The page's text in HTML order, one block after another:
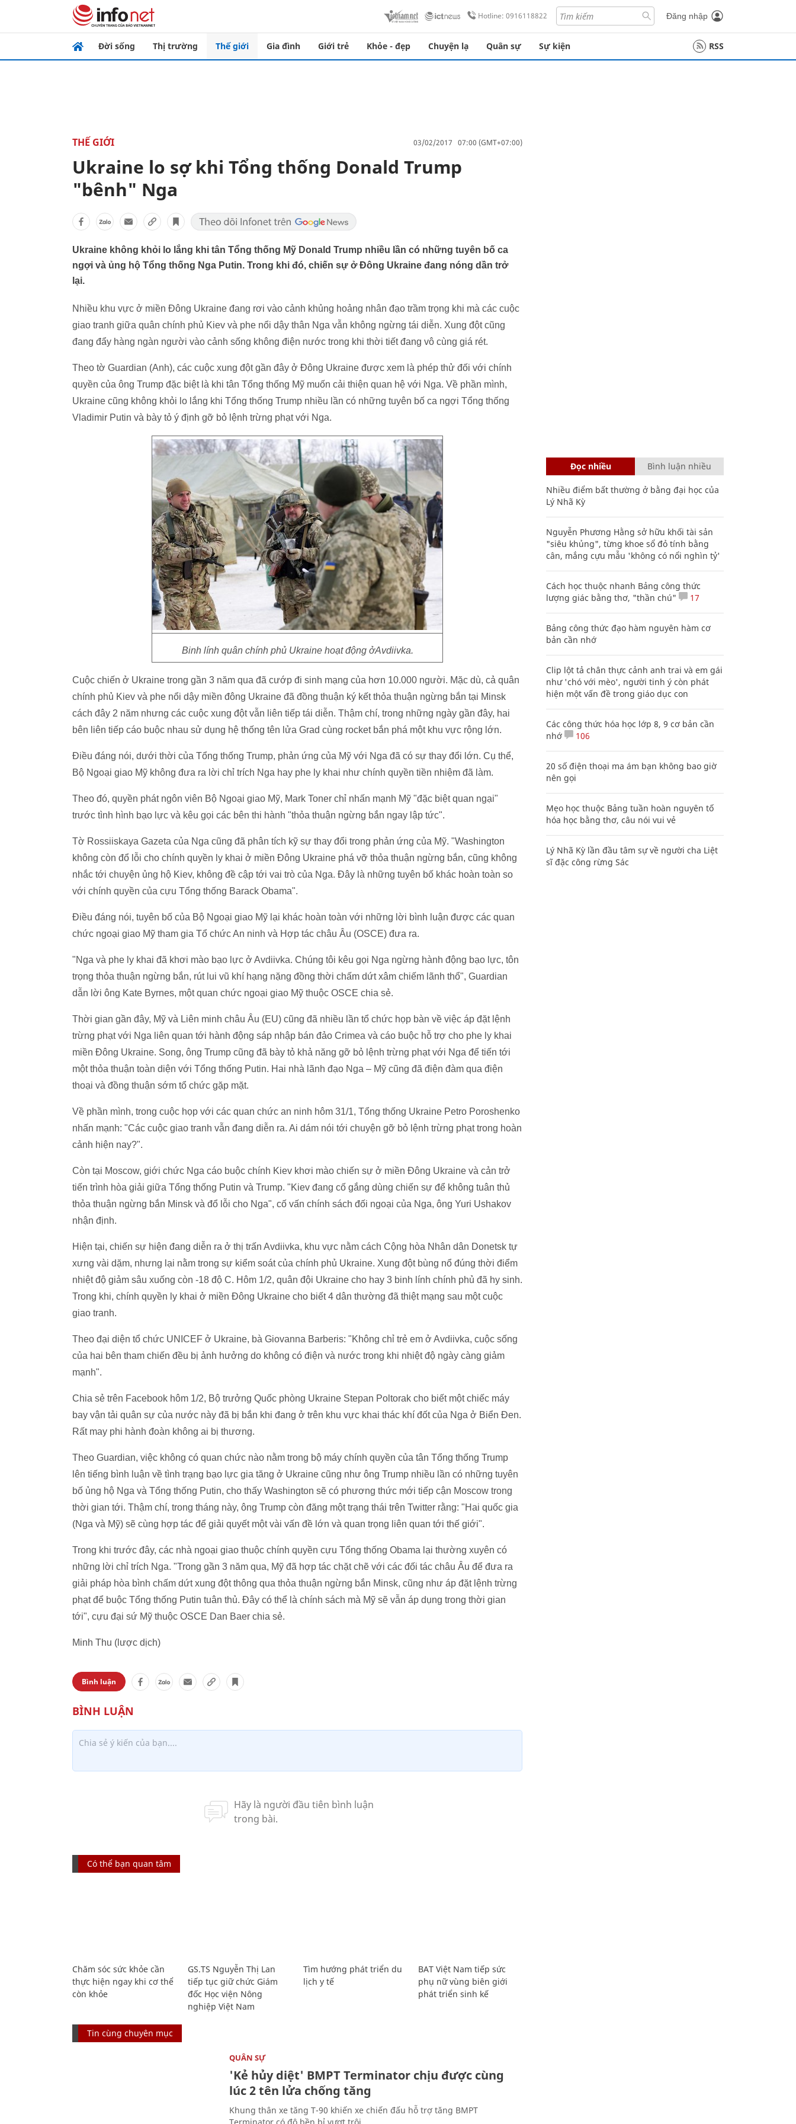
Hotline: 0916118822 Đăng nhập
Đời sống Thị trường Thế giới Gia đình Giới trẻ Khỏe - đẹp Chuyện lạ Quân sự Sự kiện RSS
THẾ GIỚI 03/02/2017 07:00 (GMT+07:00)
Ukraine lo sợ khi Tổng thống Donald Trump
"bênh" Nga
Ukraine không khỏi lo lắng khi tân Tổng thống Mỹ Donald Trump nhiều lần có những tuyên bố ca
ngợi và ủng hộ Tổng thống Nga Putin. Trong khi đó, chiến sự ở Đông Ukraine đang nóng dần trở
lại.
Nhiều khu vực ở miền Đông Ukraine đang rơi vào cảnh khủng hoảng nhân đạo trầm trọng khi mà các cuộc
giao tranh giữa quân chính phủ Kiev và phe nổi dậy thân Nga vẫn không ngừng tái diễn. Xung đột cũng
đang đẩy hàng ngàn người vào cảnh sống không điện nước trong khi thời tiết đang vô cùng giá rét.
Theo tờ Guardian (Anh), các cuộc xung đột gần đây ở Đông Ukraine được xem là phép thử đối với chính
quyền của ông Trump đặc biệt là khi tân Tổng thống Mỹ muốn cải thiện quan hệ với Nga. Về phần mình,
Ukraine cũng không khỏi lo lắng khi Tổng thống Trump nhiều lần có những tuyên bố ca ngợi Tổng thống
Vladimir Putin và bày tỏ ý định gỡ bỏ lệnh trừng phạt với Nga.
Binh lính quân chính phủ Ukraine hoạt động ởAvdiivka.
Cuộc chiến ở Ukraine trong gần 3 năm qua đã cướp đi sinh mạng của hơn 10.000 người. Mặc dù, cả quân
chính phủ Kiev và phe nổi dậy miền đông Ukraine đã đồng thuận ký kết thỏa thuận ngừng bắn tại Minsk
cách đây 2 năm nhưng các cuộc xung đột vẫn liên tiếp tái diễn. Thậm chí, trong những ngày gần đây, hai
bên liên tiếp cáo buộc nhau sử dụng hệ thống tên lửa Grad cùng rocket bắn phá một khu vực rộng lớn.
Điều đáng nói, dưới thời của Tổng thống Trump, phản ứng của Mỹ với Nga đã có sự thay đổi lớn. Cụ thể,
Bộ Ngoại giao Mỹ không đưa ra lời chỉ trích Nga hay phe ly khai như chính quyền tiền nhiệm đã làm.
Theo đó, quyền phát ngôn viên Bộ Ngoại giao Mỹ, Mark Toner chỉ nhấn mạnh Mỹ "đặc biệt quan ngại"
trước tình hình bạo lực và kêu gọi các bên thi hành "thỏa thuận ngừng bắn ngay lập tức".
Tờ Rossiiskaya Gazeta của Nga cũng đã phân tích kỹ sự thay đổi trong phản ứng của Mỹ. "Washington
không còn đổ lỗi cho chính quyền ly khai ở miền Đông Ukraine phá vỡ thỏa thuận ngừng bắn, cũng không
nhắc tới chuyện ủng hộ Kiev, không đề cập tới vai trò của Nga. Đây là những tuyên bố khác hoàn toàn so
với chính quyền của cựu Tổng thống Barack Obama".
Điều đáng nói, tuyên bố của Bộ Ngoại giao Mỹ lại khác hoàn toàn với những lời bình luận được các quan
chức ngoại giao Mỹ tham gia Tổ chức An ninh và Hợp tác châu Âu (OSCE) đưa ra.
"Nga và phe ly khai đã khơi mào bạo lực ở Avdiivka. Chúng tôi kêu gọi Nga ngừng hành động bạo lực, tôn
trọng thỏa thuận ngừng bắn, rút lui vũ khí hạng nặng đồng thời chấm dứt xâm chiếm lãnh thổ", Guardian
dẫn lời ông Kate Byrnes, một quan chức ngoại giao Mỹ thuộc OSCE chia sẻ.
Thời gian gần đây, Mỹ và Liên minh châu Âu (EU) cũng đã nhiều lần tổ chức họp bàn về việc áp đặt lệnh
trừng phạt với Nga liên quan tới hành động sáp nhập bán đảo Crimea và cáo buộc hỗ trợ cho phe ly khai
miền Đông Ukraine. Song, ông Trump cũng đã bày tỏ khả năng gỡ bỏ lệnh trừng phạt với Nga để tiến tới
một thỏa thuận toàn diện với Tổng thống Putin. Hai nhà lãnh đạo Nga – Mỹ cũng đã điện đàm qua điện
thoại và đồng thuận sớm tổ chức gặp mặt.
Về phần mình, trong cuộc họp với các quan chức an ninh hôm 31/1, Tổng thống Ukraine Petro Poroshenko
nhấn mạnh: "Các cuộc giao tranh vẫn đang diễn ra. Ai dám nói tới chuyện gỡ bỏ lệnh trừng phạt trong hoàn
cảnh hiện nay?".
Còn tại Moscow, giới chức Nga cáo buộc chính Kiev khơi mào chiến sự ở miền Đông Ukraine và cản trở
tiến trình hòa giải giữa Tổng thống Putin và Trump. "Kiev đang cố gắng dùng chiến sự để không tuân thủ
thỏa thuận ngừng bắn Minsk và đổ lỗi cho Nga", cố vấn chính sách đối ngoại của Nga, ông Yuri Ushakov
nhận định.
Hiện tại, chiến sự hiện đang diễn ra ở thị trấn Avdiivka, khu vực nằm cách Cộng hòa Nhân dân Donetsk tự
xưng vài dặm, nhưng lại nằm trong sự kiểm soát của chính phủ Ukraine. Xung đột bùng nổ đúng thời điểm
nhiệt độ giảm sâu xuống còn -18 độ C. Hôm 1/2, quân đội Ukraine cho hay 3 binh lính chính phủ đã hy sinh.
Trong khi, chính quyền ly khai ở miền Đông Ukraine cho biết 4 dân thường đã thiệt mạng sau một cuộc
giao tranh.
Theo đại diện tổ chức UNICEF ở Ukraine, bà Giovanna Barberis: "Không chỉ trẻ em ở Avdiivka, cuộc sống
của hai bên tham chiến đều bị ảnh hưởng do không có điện và nước trong khi nhiệt độ ngày càng giảm
mạnh".
Chia sẻ trên Facebook hôm 1/2, Bộ trưởng Quốc phòng Ukraine Stepan Poltorak cho biết một chiếc máy
bay vận tải quân sự của nước này đã bị bắn khi đang ở trên khu vực khai thác khí đốt của Nga ở Biển Đen.
Rất may phi hành đoàn không ai bị thương.
Theo Guardian, việc không có quan chức nào nằm trong bộ máy chính quyền của tân Tổng thống Trump
lên tiếng bình luận về tình trạng bạo lực gia tăng ở Ukraine cũng như ông Trump nhiều lần có những tuyên
bố ủng hộ Nga và Tổng thống Putin, cho thấy Washington sẽ có phương thức mới tiếp cận Moscow trong
thời gian tới. Thậm chí, trong tháng này, ông Trump còn đăng một trạng thái trên Twitter rằng: "Hai quốc gia
(Nga và Mỹ) sẽ cùng hợp tác để giải quyết một vài vấn đề lớn và quan trọng liên quan tới thế giới".
Trong khi trước đây, các nhà ngoại giao thuộc chính quyền cựu Tổng thống Obama lại thường xuyên có
những lời chỉ trích Nga. "Trong gần 3 năm qua, Mỹ đã hợp tác chặt chẽ với các đối tác châu Âu để đưa ra
giải pháp hòa bình chấm dứt xung đột thông qua thỏa thuận ngừng bắn Minsk, cũng như áp đặt lệnh trừng
phạt để buộc Tổng thống Putin tuân thủ. Đây có thể là chính sách mà Mỹ sẽ vẫn áp dụng trong thời gian
tới", cựu đại sứ Mỹ thuộc OSCE Dan Baer chia sẻ.
Minh Thu (lược dịch)
Bình luận
Có thể bạn quan tâm
Chăm sóc sức khỏe cần
thực hiện ngay khi cơ thể
còn khỏe
GS.TS Nguyễn Thị Lan
tiếp tục giữ chức Giám
đốc Học viện Nông
nghiệp Việt Nam
Tìm hướng phát triển du
lịch y tế
BAT Việt Nam tiếp sức
phụ nữ vùng biên giới
phát triển sinh kế
Tin cùng chuyên mục
QUÂN SỰ
'Kẻ hủy diệt' BMPT Terminator chịu được cùng
lúc 2 tên lửa chống tăng
Khung thân xe tăng T-90 khiến xe chiến đấu hỗ trợ tăng BMPT
Terminator có độ bền bỉ vượt trội.
Đọc nhiều Bình luận nhiều
Nhiều điểm bất thường ở bằng đại học của
Lý Nhã Kỳ
Nguyễn Phương Hằng sở hữu khối tài sản
"siêu khủng", từng khoe sổ đỏ tính bằng
cân, mắng cựu mẫu 'không có nổi nghìn tỷ'
Cách học thuộc nhanh Bảng công thức
lượng giác bằng thơ, "thần chú"
17
Bảng công thức đạo hàm nguyên hàm cơ
bản cần nhớ
Clip lột tả chân thực cảnh anh trai và em gái
như 'chó với mèo', người tinh ý còn phát
hiện một vấn đề trong giáo dục con
Các công thức hóa học lớp 8, 9 cơ bản cần
nhớ
106
20 số điện thoại ma ám bạn không bao giờ
nên gọi
Mẹo học thuộc Bảng tuần hoàn nguyên tố
hóa học bằng thơ, câu nói vui vẻ
Lý Nhã Kỳ lần đầu tâm sự về người cha Liệt
sĩ đặc công rừng Sác